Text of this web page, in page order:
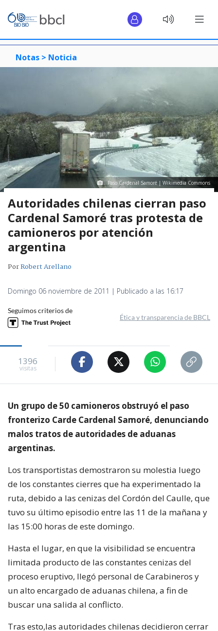
Notas > Noticia
Paso Cardenal Samoré | Wikimedia Commons
Autoridades chilenas cierran paso
Cardenal Samoré tras protesta de
camioneros por atención
argentina
PorRobert Arellano
Domingo 06 noviembre de 2011 | Publicado a las 16:17
Seguimos criterios de
Ética y transparencia de BBCL
1396
visitas
Un grupo de 50 camioneros obstruyó el paso
fronterizo Carde Cardenal Samoré, denunciando
malos tratos de autoridades de aduanas
argentinas.
Los transportistas demostraron su molestia luego
de los constantes cierres que ha experimentado la
ruta, debido a las cenizas del Cordón del Caulle, que
tuvo su último episodio entre las 11 de la mañana y
las 15:00 horas de este domingo.
Hasta el lugar, en que la visibilidad se encuentra
limitada producto de las constantes cenizas del
proceso eruptivo, llegó personal de Carabineros y
un alto encargado de aduanas chilena, a fin de
buscar una salida al conflicto.
Tras esto,las autoridades chilenas decidieron cerrar